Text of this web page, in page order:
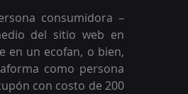
consumidora –
del sitio web en
en un ecofan, o bien,
como persona
con costo de 200